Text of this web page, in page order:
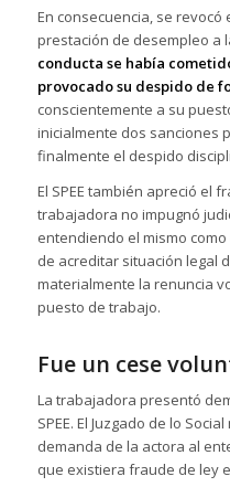
En consecuencia, se
prestación de desempleo a
conducta se había
provocado su despido de
conscientemente a su
inicialmente dos sanciones
finalmente el despido
El SPEE también apreció el
trabajadora no impugnó
entendiendo el mismo
de acreditar situación legal
materialmente la renuncia
puesto de trabajo.
Fue un cese
La trabajadora presentó
SPEE. El Juzgado de lo
demanda de la actora al
que existiera fraude de ley